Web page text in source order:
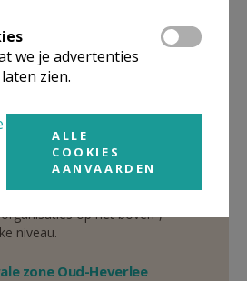
Hier vind je links naar de
op het boven-,
niveau.
zone Oud-Heverlee
we je advertenties
zien.
ALLE
COOKIES
AANVAARDEN